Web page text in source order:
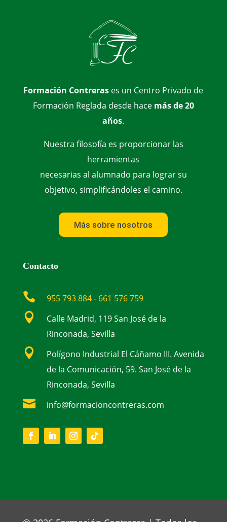
Formación Contreras es un Centro Privado de
Formación Reglada desde hace más de 20
años.
Nuestra filosofía es proporcionar las
herramientas
necesarias al alumnado para lograr su
objetivo, simplificándoles el camino.
Más sobre nosotros
Contacto
 955 793 884- 661 576 759

Calle Madrid, 119 San José de la
Rinconada, Sevilla

Polígono Industrial El Cáñamo III. Avenida
de la Comunicación, 59. San José de la
Rinconada, Sevilla
 info@formacioncontreras.com